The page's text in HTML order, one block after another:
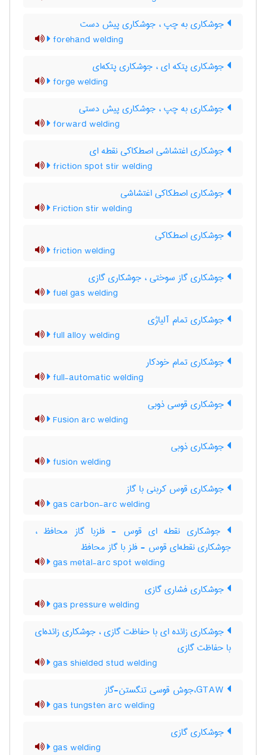
جوشکاری به چپ ، جوشکاری پیش دست
forehand welding
جوشکاری پتکه ای ، جوشکاری پتکه‌ای
forge welding
جوشکاری به چپ ، جوشکاری پیش دستی
forward welding
جوشکاری اغتشاشی اصطکاکی نقطه ای
friction spot stir welding
جوشکاری اصطکاکی اغتشاشی
Friction stir welding
جوشکاری اصطکاکی
friction welding
جوشکاری گاز سوختی ، جوشکاری گازی
fuel gas welding
جوشکاری تمام آلیاژی
full alloy welding
جوشکاری تمام خودکار
full-automatic welding
جوشکاری قوسی ذوبی
Fusion arc welding
جوشکاری ذوبی
fusion welding
جوشکاری قوس کربنی با گاز
gas carbon-arc welding
جوشکاری نقطه ای قوس - فلزبا گاز محافظ ،
جوشکاری نقطه‌ای قوس - فلز با گاز محافظ
gas metal-arc spot welding
جوشکاری فشاری گازی
gas pressure welding
جوشکاری زائده ای با حفاظت گازی ، جوشکاری زائده‌ای
با حفاظت گازی
gas shielded stud welding
gas tungsten arc welding
جوشکاری گازی
gas welding